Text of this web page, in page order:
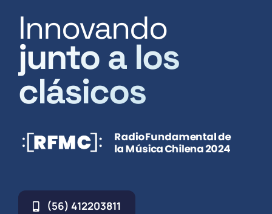
Innovando
junto a los
clásicos
(56) 412203811